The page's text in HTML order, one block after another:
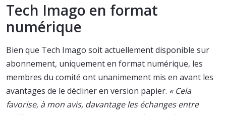
Tech Imago en format
numérique
Bien que Tech Imago soit actuellement disponible sur
abonnement, uniquement en format numérique, les
membres du comité ont unanimement mis en avant les
avantages de le décliner en version papier. « Cela
favorise, à mon avis, davantage les échanges entre